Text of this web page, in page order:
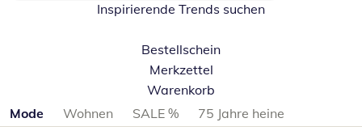
Inspirierende Trends suchen
Bestellschein
Merkzettel
Warenkorb
Produktkategorien überspringen
Mode Wohnen SALE %
75 Jahre heine